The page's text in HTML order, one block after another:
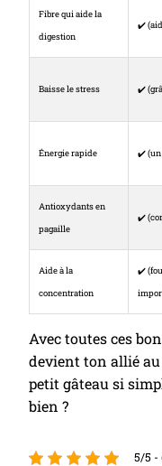
Fibre qui aide la
digestion
✔️
Baisse le stress ✔️
Énergie rapide ✔️ (un
Antioxydants en
pagaille
✔️
Aide à la
concentration
✔️
Avec toutes ces
devient ton allié
petit gâteau si
bien ?
5/5 -